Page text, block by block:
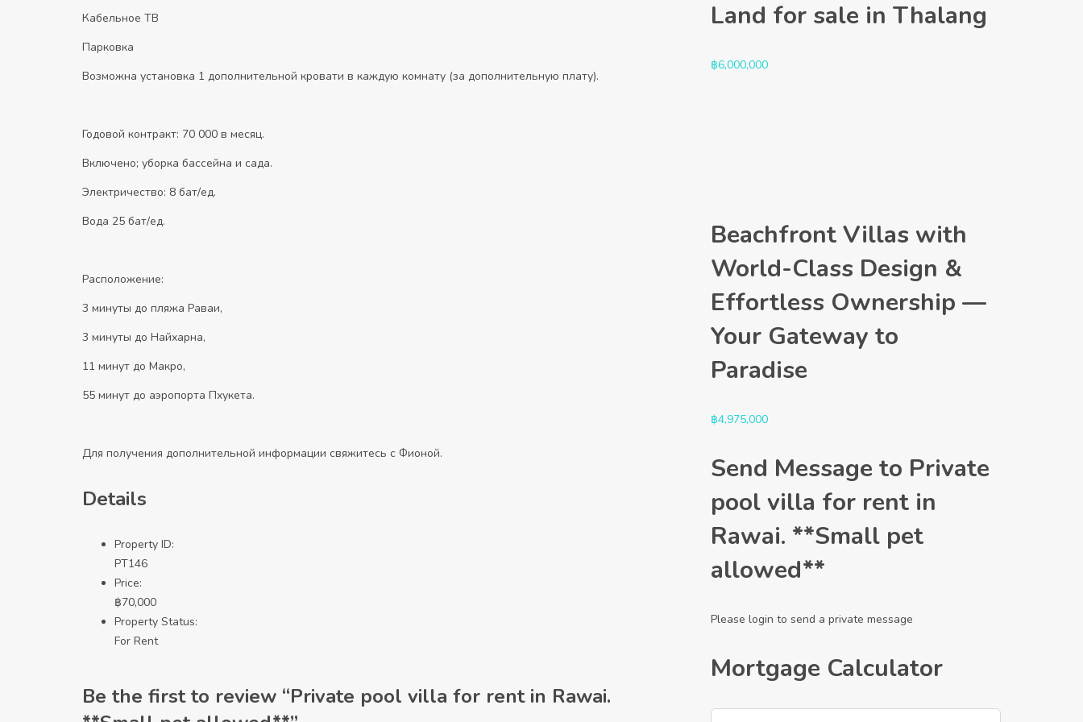
Кабельное ТВ
Парковка
Возможна установка 1 дополнительной кровати в каждую комнату (за дополнительную плату).
Годовой контракт: 70 000 в месяц.
Включено; уборка бассейна и сада.
Электричество: 8 бат/ед.
Вода 25 бат/ед.
Расположение:
3 минуты до пляжа Раваи,
3 минуты до Найхарна,
11 минут до Макро,
55 минут до аэропорта Пхукета.
Для получения дополнительной информации свяжитесь с Фионой.
Details
Property ID:
PT146
Price:
฿70,000
Property Status:
For Rent
Be the first to review “Private pool villa for rent in Rawai.
Land for sale in Thalang
฿6,000,000
Beachfront Villas with
World-Class Design &
Effortless Ownership —
Your Gateway to
Paradise
฿4,975,000
Send Message to Private
pool villa for rent in
Rawai. **Small pet
allowed**
Please login to send a private message
Mortgage Calculator